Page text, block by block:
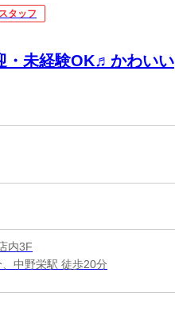
タッフ
未経験OK♬かわいい
内3F
中野栄駅 徒歩20分